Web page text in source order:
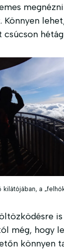
Könnyen
a
még, hogy
könnyen